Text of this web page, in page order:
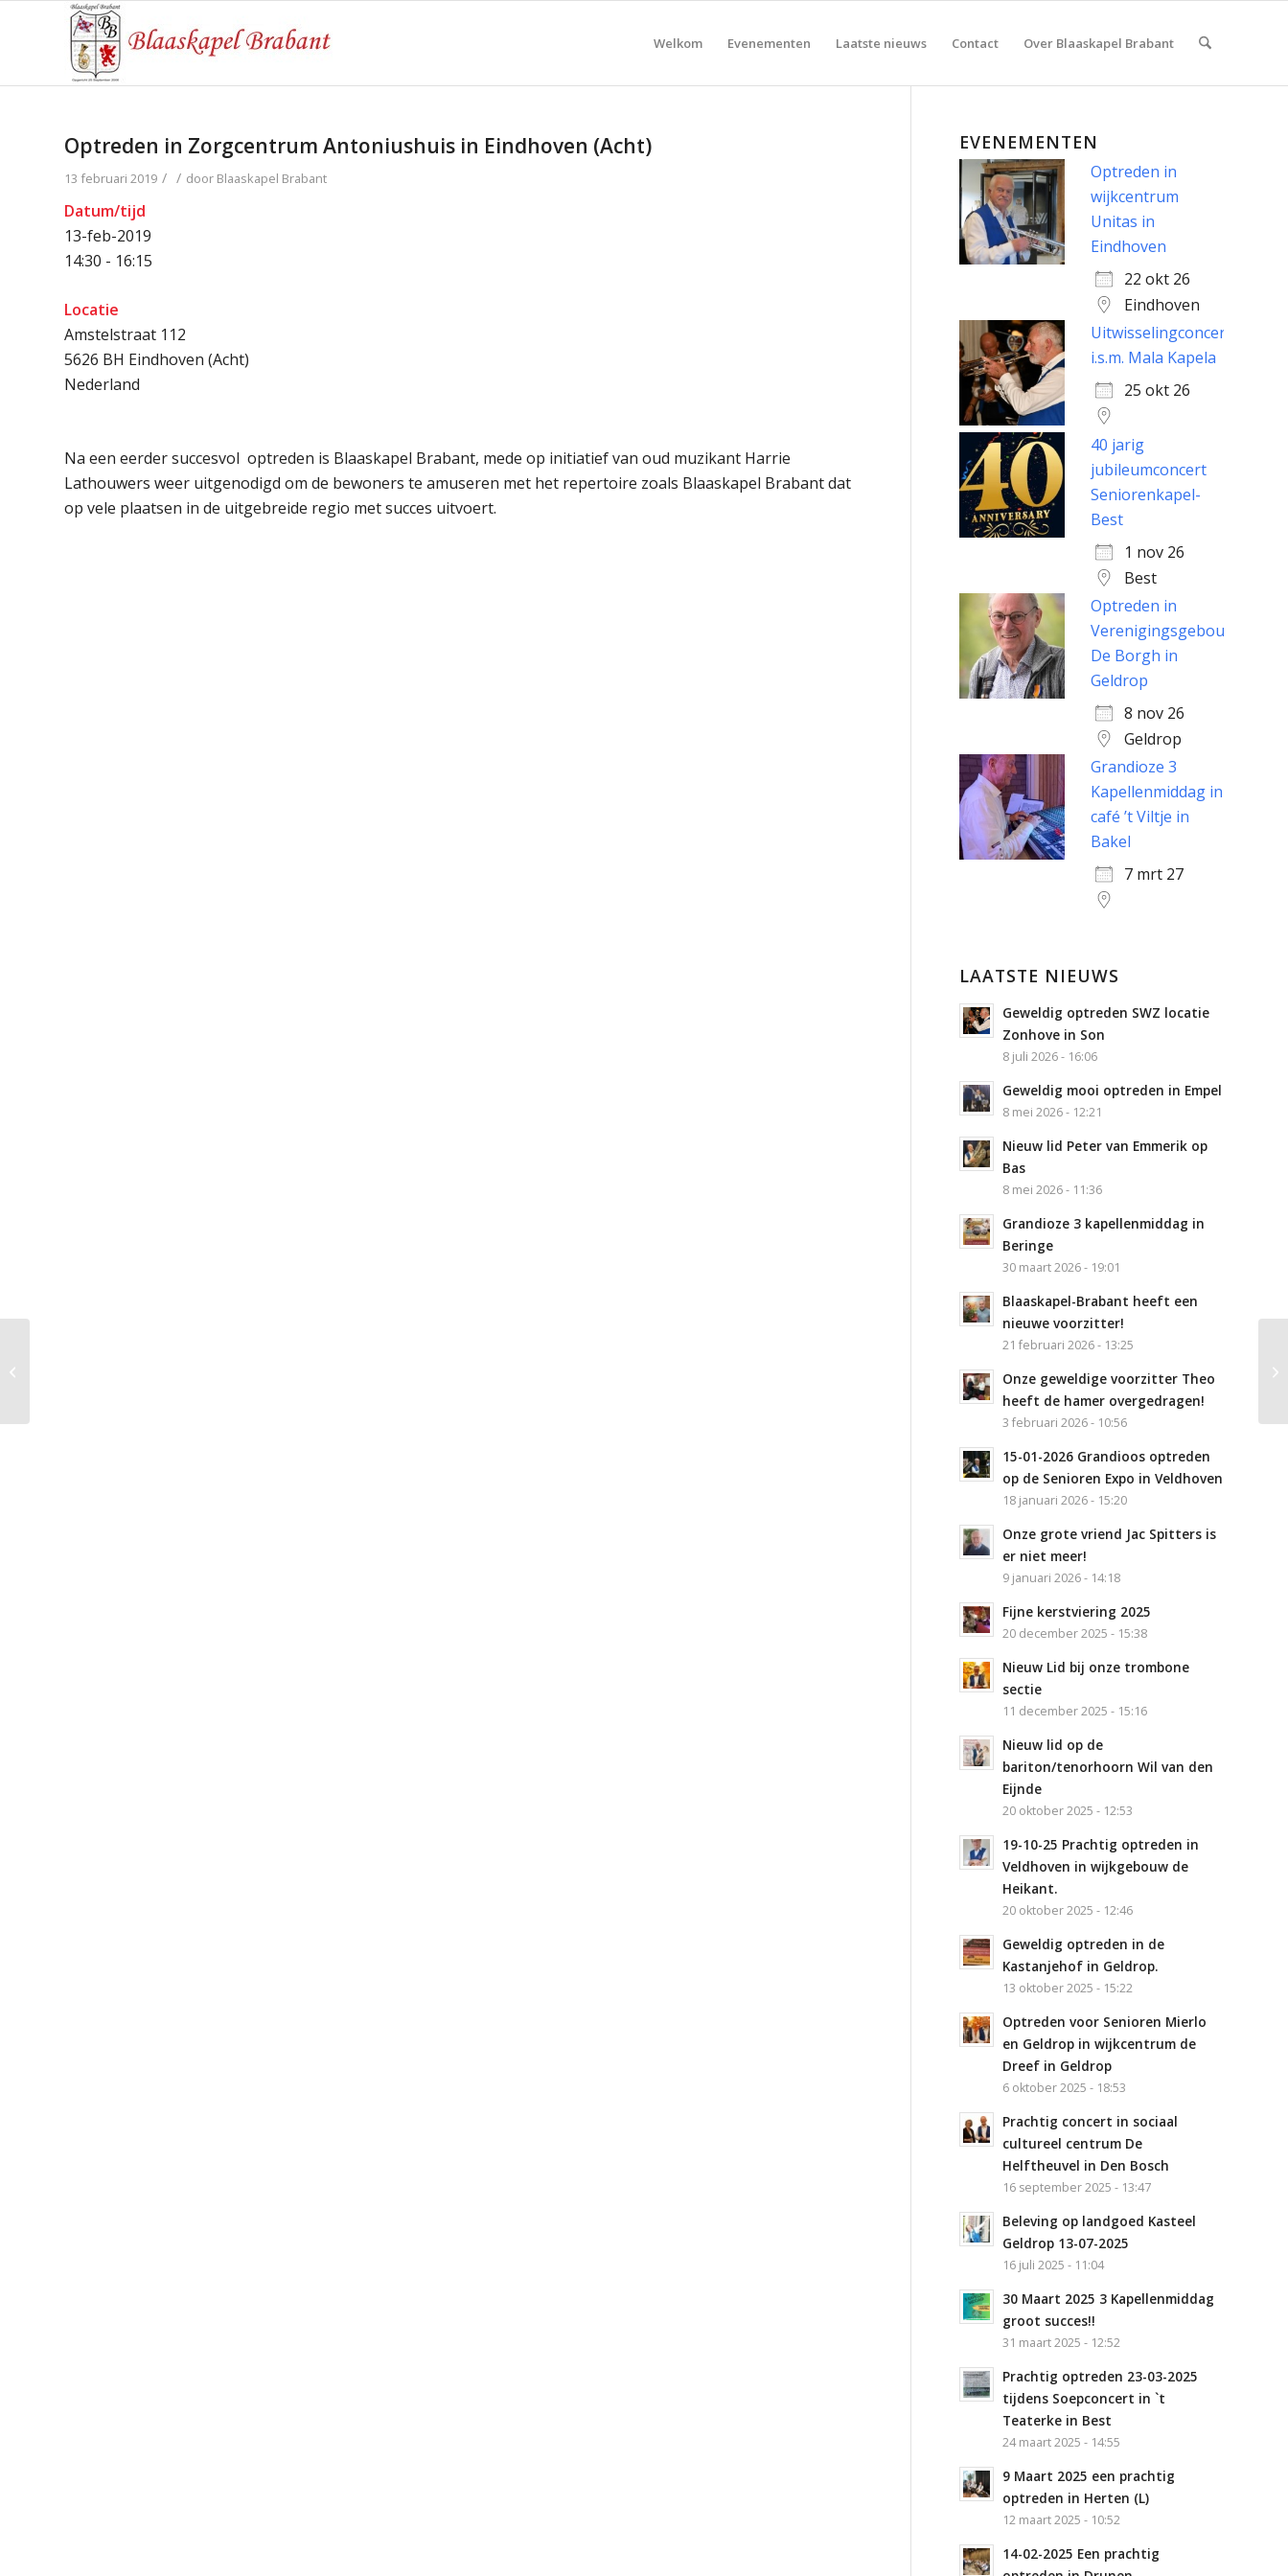
Welkom Evenementen Laatste nieuws Contact Over Blaaskapel Brabant
Optreden in Zorgcentrum Antoniushuis in Eindhoven (Acht)
13 februari 2019 / / door Blaaskapel Brabant
Datum/tijd
13-feb-2019
14:30 - 16:15
Locatie
Amstelstraat 112
5626 BH Eindhoven (Acht)
Nederland
Na een eerder succesvol optreden is Blaaskapel Brabant, mede op initiatief van oud muzikant Harrie
Lathouwers weer uitgenodigd om de bewoners te amuseren met het repertoire zoals Blaaskapel Brabant dat
op vele plaatsen in de uitgebreide regio met succes uitvoert.
EVENEMENTEN
Optreden in
wijkcentrum
Unitas in
Eindhoven
22 okt 26
Eindhoven
Uitwisselingconcert
i.s.m. Mala Kapela
25 okt 26
40 jarig
jubileumconcert
Seniorenkapel-
Best
1 nov 26
Best
Optreden in
Verenigingsgebouw
De Borgh in
Geldrop
8 nov 26
Geldrop
Grandioze 3
Kapellenmiddag in
café ’t Viltje in
Bakel
7 mrt 27
LAATSTE NIEUWS
Geweldig optreden SWZ locatie
Zonhove in Son
8 juli 2026 - 16:06
Geweldig mooi optreden in Empel
8 mei 2026 - 12:21
Nieuw lid Peter van Emmerik op
Bas
8 mei 2026 - 11:36
Grandioze 3 kapellenmiddag in
Beringe
30 maart 2026 - 19:01
Blaaskapel-Brabant heeft een
nieuwe voorzitter!
21 februari 2026 - 13:25
Onze geweldige voorzitter Theo
heeft de hamer overgedragen!
3 februari 2026 - 10:56
15-01-2026 Grandioos optreden
op de Senioren Expo in Veldhoven
18 januari 2026 - 15:20
Onze grote vriend Jac Spitters is
er niet meer!
9 januari 2026 - 14:18
Fijne kerstviering 2025
20 december 2025 - 15:38
Nieuw Lid bij onze trombone
sectie
11 december 2025 - 15:16
Nieuw lid op de
bariton/tenorhoorn Wil van den
Eijnde
20 oktober 2025 - 12:53
19-10-25 Prachtig optreden in
Veldhoven in wijkgebouw de
Heikant.
20 oktober 2025 - 12:46
Geweldig optreden in de
Kastanjehof in Geldrop.
13 oktober 2025 - 15:22
Optreden voor Senioren Mierlo
en Geldrop in wijkcentrum de
Dreef in Geldrop
6 oktober 2025 - 18:53
Prachtig concert in sociaal
cultureel centrum De
Helftheuvel in Den Bosch
16 september 2025 - 13:47
Beleving op landgoed Kasteel
Geldrop 13-07-2025
16 juli 2025 - 11:04
30 Maart 2025 3 Kapellenmiddag
groot succes!!
31 maart 2025 - 12:52
Prachtig optreden 23-03-2025
tijdens Soepconcert in `t
Teaterke in Best
24 maart 2025 - 14:55
9 Maart 2025 een prachtig
optreden in Herten (L)
12 maart 2025 - 10:52
14-02-2025 Een prachtig